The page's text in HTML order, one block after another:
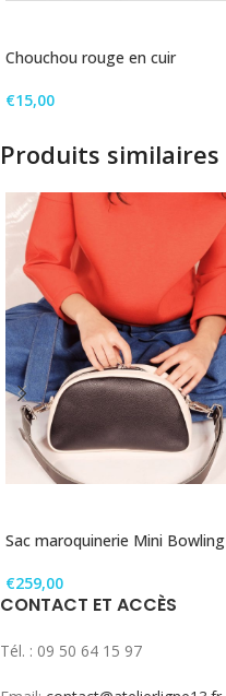
Chouchou rouge en cuir
€15,00
Produits similaires
Sac maroquinerie Mini Bowling
€259,00
CONTACT ET ACCÈS
Tél. : 09 50 64 15 97